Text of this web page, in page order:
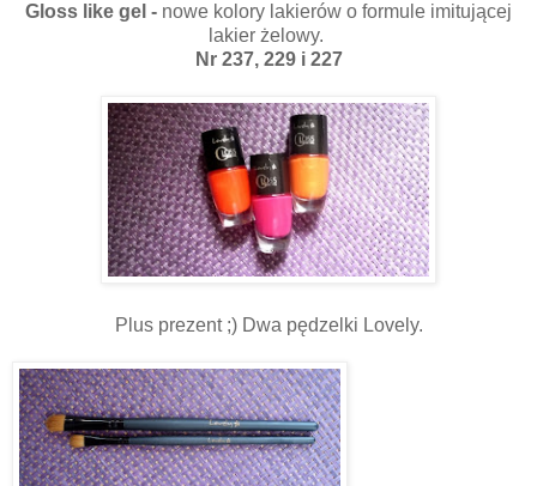
Gloss like gel - nowe kolory lakierów o formule imitującej
lakier żelowy.
Nr 237, 229 i 227
Plus prezent ;) Dwa pędzelki Lovely.